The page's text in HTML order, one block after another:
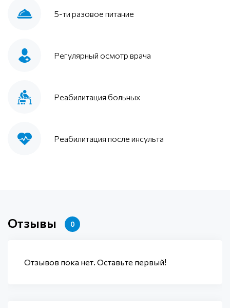
5-ти разовое питание
Регулярный осмотр врача
Реабилитация больных
Реабилитация после инсульта
Отзывы 0
Отзывов пока нет. Оставьте первый!